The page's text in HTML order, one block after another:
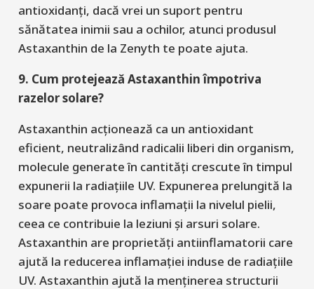
antioxidanți, dacă vrei un suport pentru
sănătatea inimii sau a ochilor, atunci produsul
Astaxanthin de la Zenyth te poate ajuta.
9. Cum protejează Astaxanthin împotriva
razelor solare?
Astaxanthin acționează ca un antioxidant
eficient, neutralizând radicalii liberi din organism,
molecule generate în cantități crescute în timpul
expunerii la radiațiile UV. Expunerea prelungită la
soare poate provoca inflamații la nivelul pielii,
ceea ce contribuie la leziuni și arsuri solare.
Astaxanthin are proprietăți antiinflamatorii care
ajută la reducerea inflamației induse de radiațiile
UV. Astaxanthin ajută la menținerea structurii